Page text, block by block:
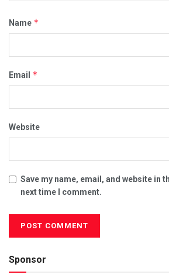
Name *
Email *
Website
Save my name, email, and website in
next time I comment.
Sponsor